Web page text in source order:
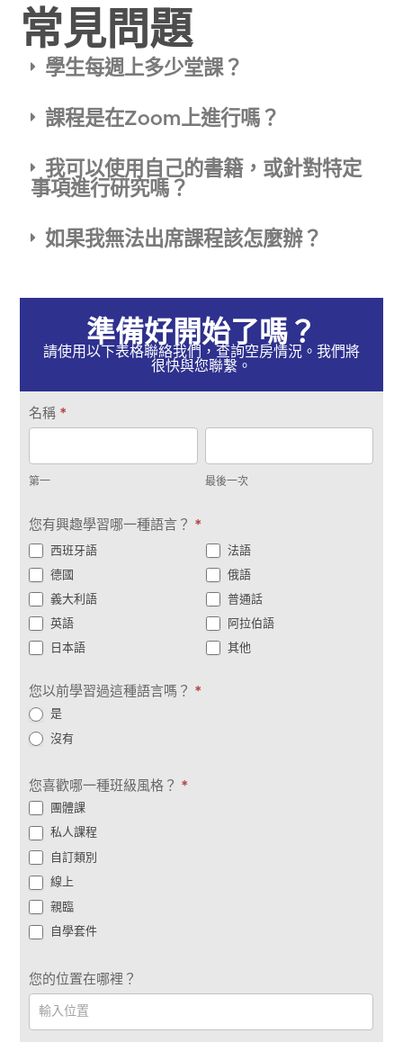
常見問題
學生每週上多少堂課？
課程是在Zoom上進行嗎？
我可以使用自己的書籍，或針對特定
事項進行研究嗎？
如果我無法出席課程該怎麼辦？
準備好開始了嗎？
請使用以下表格聯絡我們，查詢空房情況。我們將
很快與您聯繫。
取
得
聯
繫
名稱 *
一
第一
後
一
最後一次
您有興趣學習哪一種語言？ *
西班牙語
法語
德國
俄語
義大利語
普通話
英語
阿拉伯語
日本語
其他
您以前學習過這種語言嗎？ *
是
沒有
您喜歡哪一種班級風格？ *
團體課
私人課程
自訂類別
線上
親臨
自學套件
您的位置在哪裡？